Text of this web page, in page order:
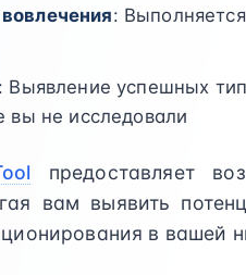
:
: Выявление успешных
вы не исследовали
предоставляет
вам выявить
в вашей